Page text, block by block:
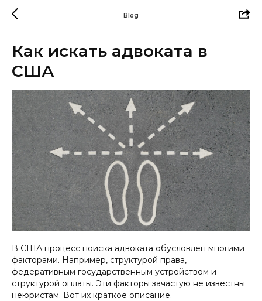
Blog
Как искать адвоката в
США
В США процесс поиска адвоката обусловлен многими
факторами. Например, структурой права,
федеративным государственным устройством и
структурой оплаты. Эти факторы зачастую не известны
неюристам. Вот их краткое описание.